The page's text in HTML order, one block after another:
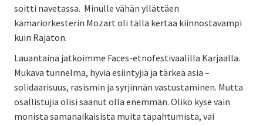
soitti navetassa. Minulle vähän yllättäen
kamariorkesterin Mozart oli tällä kertaa kiinnostavampi
kuin Rajaton.
Lauantaina jatkoimme Faces-etnofestivaalilla Karjaalla.
Mukava tunnelma, hyviä esiintyjiä ja tärkeä asia –
solidaarisuus, rasismin ja syrjinnän vastustaminen. Mutta
osallistujia olisi saanut olla enemmän. Oliko kyse vain
monista samanaikaisista muita tapahtumista, vai